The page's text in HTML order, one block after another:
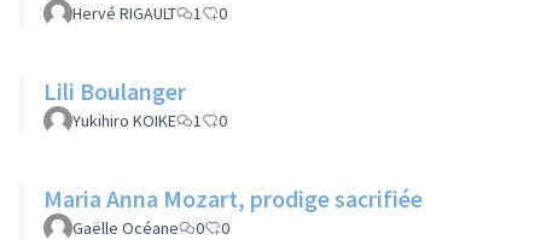
Hervé RIGAULT 1 0
Lili Boulanger
Yukihiro KOIKE 1 0
Maria Anna Mozart, prodige sacrifiée
Gaëlle Océane 0 0